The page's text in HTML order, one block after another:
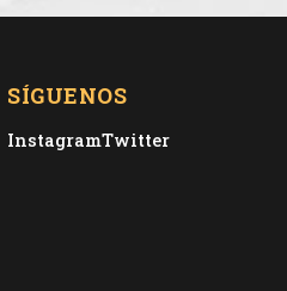
SÍGUENOS
InstagramTwitter